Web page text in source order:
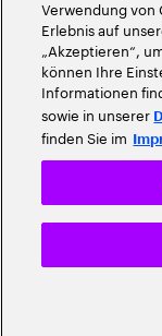
Verwendung von
Erlebnis auf
„Akzeptieren“,
können Ihre
Informationen
sowie in unserer
finden Sie im